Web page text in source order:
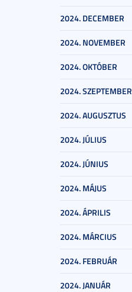
2024. DECEMBER
2024. NOVEMBER
2024. OKTÓBER
2024. SZEPTEMBER
2024. AUGUSZTUS
2024. JÚLIUS
2024. JÚNIUS
2024. MÁJUS
2024. ÁPRILIS
2024. MÁRCIUS
2024. FEBRUÁR
2024. JANUÁR